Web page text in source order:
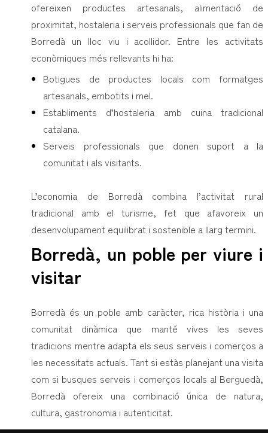
ofereixen productes artesanals, alimentació de
proximitat, hostaleria i serveis professionals que fan de
Borredà un lloc viu i acollidor. Entre les activitats
econòmiques més rellevants hi ha:
Botigues de productes locals com formatges
artesanals, embotits i mel.
Establiments d’hostaleria amb cuina tradicional
catalana.
Serveis professionals que donen suport a la
comunitat i als visitants.
L’economia de Borredà combina l’activitat rural
tradicional amb el turisme, fet que afavoreix un
desenvolupament equilibrat i sostenible a llarg termini.
Borredà, un poble per viure i
visitar
Borredà és un poble amb caràcter, rica història i una
comunitat dinàmica que manté vives les seves
tradicions mentre adapta els seus serveis i comerços a
les necessitats actuals. Tant si estàs planejant una visita
com si busques serveis i comerços locals al Berguedà,
Borredà ofereix una combinació única de natura,
cultura, gastronomia i autenticitat.